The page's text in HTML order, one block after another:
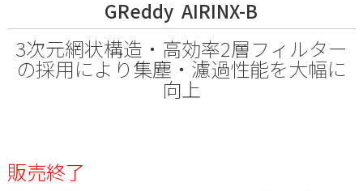
GReddy AIRINX-B
3次元網状構造・高効率2層フィルター
の採用により集塵・濾過性能を大幅に
向上
販売終了